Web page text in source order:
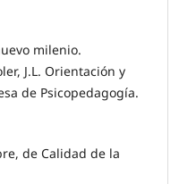
milenio.
J.L. Orientación y
de Psicopedagogía.
de Calidad de la